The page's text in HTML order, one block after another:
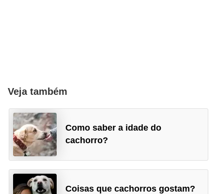
Veja também
Como saber a idade do
cachorro?
Coisas que cachorros gostam?
i
m
a
l